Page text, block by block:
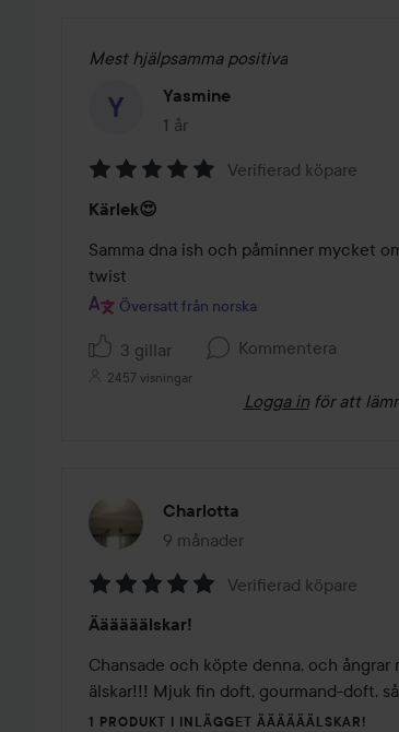
Mest hjälpsamma positiva
Yasmine
1 år
Inlägget skapades 1 år
5
av
5
Verifierad köpare
Kärlek😍
Samma dna ish och påminner mycket
twist
Översatt från norska
3 gillar Kommentera
2457 visningar
Logga in för att
Charlotta
9 månader
Inlägget skapades 9 månader
5
av
5
Verifierad köpare
Äääääälskar!
Chansade och köpte denna, och
älskar!!! Mjuk fin doft, gourmand-doft,
1 PRODUKT I INLÄGGET ÄÄÄÄÄÄLSKAR!